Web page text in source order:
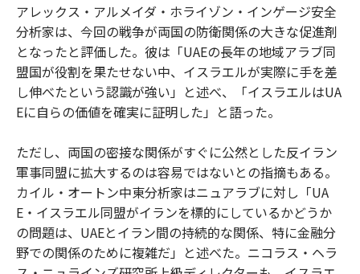
アレックス・アルメイダ・ホライゾン・インゲージ安全
分析家は、今回の戦争が両国の防衛関係の大きな促進剤
となったと評価した。彼は「UAEの長年の地域アラブ同
盟国が役割を果たせない中、イスラエルが実際に手を差
し伸べたという認識が強い」と述べ、「イスラエルはUA
Eに自らの価値を確実に証明した」と語った。
ただし、両国の密接な関係がすぐに公然とした反イラン
軍事同盟に拡大するのは容易ではないとの指摘もある。
カイル・オートン中東分析家はニュアラブに対し「UA
E・イスラエル同盟がイランを標的にしているかどうか
の問題は、UAEとイラン間の持続的な関係、特に金融分
野での関係のために複雑だ」と述べた。ニコラス・ヘラ